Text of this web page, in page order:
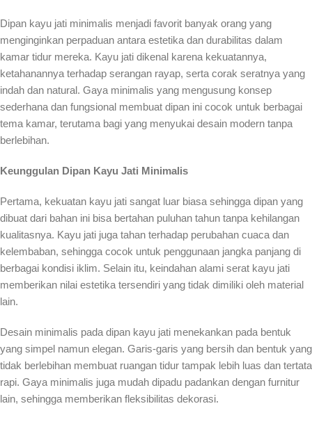
Dipan kayu jati minimalis menjadi favorit banyak orang yang
menginginkan perpaduan antara estetika dan durabilitas dalam
kamar tidur mereka. Kayu jati dikenal karena kekuatannya,
ketahanannya terhadap serangan rayap, serta corak seratnya yang
indah dan natural. Gaya minimalis yang mengusung konsep
sederhana dan fungsional membuat dipan ini cocok untuk berbagai
tema kamar, terutama bagi yang menyukai desain modern tanpa
berlebihan.
Keunggulan Dipan Kayu Jati Minimalis
Pertama, kekuatan kayu jati sangat luar biasa sehingga dipan yang
dibuat dari bahan ini bisa bertahan puluhan tahun tanpa kehilangan
kualitasnya. Kayu jati juga tahan terhadap perubahan cuaca dan
kelembaban, sehingga cocok untuk penggunaan jangka panjang di
berbagai kondisi iklim. Selain itu, keindahan alami serat kayu jati
memberikan nilai estetika tersendiri yang tidak dimiliki oleh material
lain.
Desain minimalis pada dipan kayu jati menekankan pada bentuk
yang simpel namun elegan. Garis-garis yang bersih dan bentuk yang
tidak berlebihan membuat ruangan tidur tampak lebih luas dan tertata
rapi. Gaya minimalis juga mudah dipadu padankan dengan furnitur
lain, sehingga memberikan fleksibilitas dekorasi.